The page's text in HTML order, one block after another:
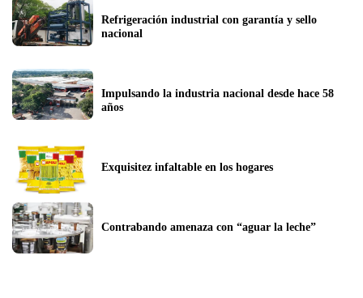
Refrigeración industrial con garantía y sello
nacional
Impulsando la industria nacional desde hace 58
años
Exquisitez infaltable en los hogares
Contrabando amenaza con “aguar la leche”